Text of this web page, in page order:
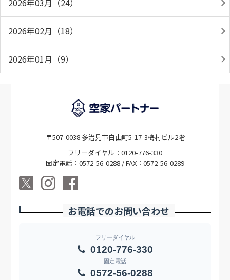
2026年03月（24）
2026年02月（18）
2026年01月（9）
〒507-0038 多治見市白山町5-17-3梅村ビル2階
フリーダイヤル：0120-776-330
固定電話：0572-56-0288 / FAX：0572-56-0289
お電話でのお問い合わせ
フリーダイヤル
0120-776-330
固定電話
0572-56-0288